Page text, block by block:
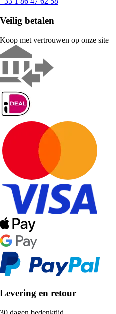
Veilig betalen
Koop met vertrouwen op onze site
Levering en retour
30 dagen bedenktijd